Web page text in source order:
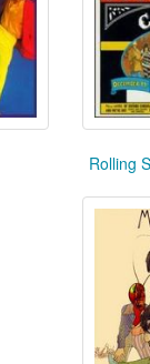
Rolling